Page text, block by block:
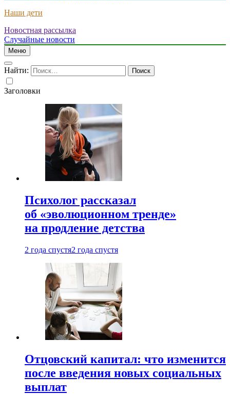
Наши дети
Новостная рассылка
Случайные новости
Меню
Найти:
Заголовки
Психолог рассказал
об «эволюционном тренде»
на продление детства
2 года спустя2 года спустя
Отцовский капитал: что изменится
после введения новых социальных
выплат